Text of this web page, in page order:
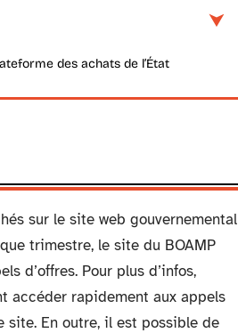
des achats de l’État
sur le site web gouvernemental
trimestre, le site du BOAMP
d’offres. Pour plus d’infos,
accéder rapidement aux appels
site. En outre, il est possible de